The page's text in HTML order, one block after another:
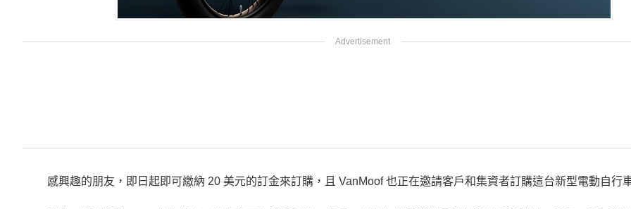
感興趣的朋友，即日起即可繳納 20 美元的訂金來訂購，且 VanMoof 也正在邀請客戶和集資者訂購這台新型電動自行